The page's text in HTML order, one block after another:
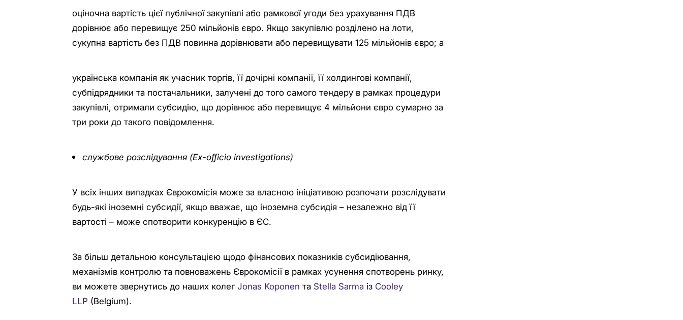
оціночна вартість цієї публічної закупівлі або рамкової угоди без урахування ПДВ
дорівнює або перевищує 250 мільйонів євро. Якщо закупівлю розділено на лоти,
сукупна вартість без ПДВ повинна дорівнювати або перевищувати 125 мільйонів євро; а
українська компанія як учасник торгів, її дочірні компанії, її холдингові компанії,
субпідрядники та постачальники, залучені до того самого тендеру в рамках процедури
закупівлі, отримали субсидію, що дорівнює або перевищує 4 мільйони євро сумарно за
три роки до такого повідомлення.
службове розслідування (Ex-officio investigations)
У всіх інших випадках Єврокомісія може за власною ініціативою розпочати розслідувати
будь-які іноземні субсидії, якщо вважає, що іноземна субсидія – незалежно від її
вартості – може спотворити конкуренцію в ЄС.
За більш детальною консультацією щодо фінансових показників субсидіювання,
механізмів контролю та повноважень Єврокомісії в рамках усунення спотворень ринку,
ви можете звернутись до наших колег Jonas Koponen та Stella Sarma із Cooley
LLP (Belgium).